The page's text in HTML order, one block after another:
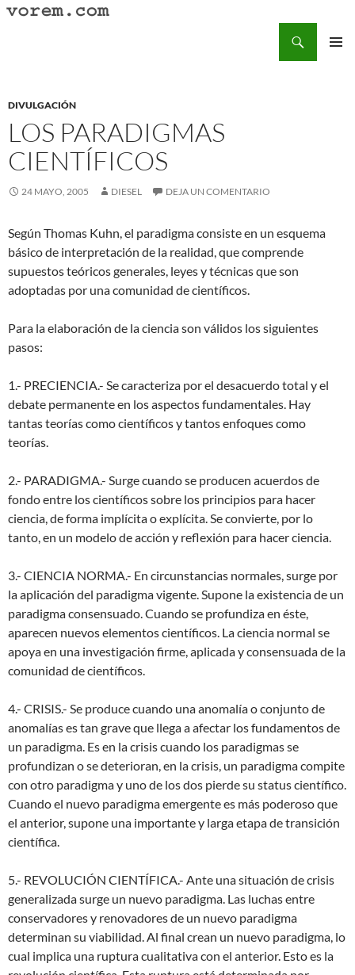
Saltar
DIVULGACIÓN
LOS PARADIGMAS
CIENTÍFICOS
24 MAYO, 2005 DIESEL DEJA UN COMENTARIO
Según Thomas Kuhn, el paradigma consiste en un esquema
básico de interpretación de la realidad, que comprende
supuestos teóricos generales, leyes y técnicas que son
adoptadas por una comunidad de científicos.
Para la elaboración de la ciencia son válidos los siguientes
pasos:
1.- PRECIENCIA.- Se caracteriza por el desacuerdo total y el
debate permanente en los aspectos fundamentales. Hay
tantas teorías como científicos y tantos enfoques como
teorías.
2.- PARADIGMA.- Surge cuando se producen acuerdos de
fondo entre los científicos sobre los principios para hacer
ciencia, de forma implícita o explícita. Se convierte, por lo
tanto, en un modelo de acción y reflexión para hacer ciencia.
3.- CIENCIA NORMA.- En circunstancias normales, surge por
la aplicación del paradigma vigente. Supone la existencia de un
paradigma consensuado. Cuando se profundiza en éste,
aparecen nuevos elementos científicos. La ciencia normal se
apoya en una investigación firme, aplicada y consensuada de la
comunidad de científicos.
4.- CRISIS.- Se produce cuando una anomalía o conjunto de
anomalías es tan grave que llega a afectar los fundamentos de
un paradigma. Es en la crisis cuando los paradigmas se
profundizan o se deterioran, en la crisis, un paradigma compite
con otro paradigma y uno de los dos pierde su status científico.
Cuando el nuevo paradigma emergente es más poderoso que
el anterior, supone una importante y larga etapa de transición
científica.
5.- REVOLUCIÓN CIENTÍFICA.- Ante una situación de crisis
generalizada surge un nuevo paradigma. Las luchas entre
conservadores y renovadores de un nuevo paradigma
determinan su viabilidad. Al final crean un nuevo paradigma, lo
cual implica una ruptura cualitativa con el anterior. Esto es la